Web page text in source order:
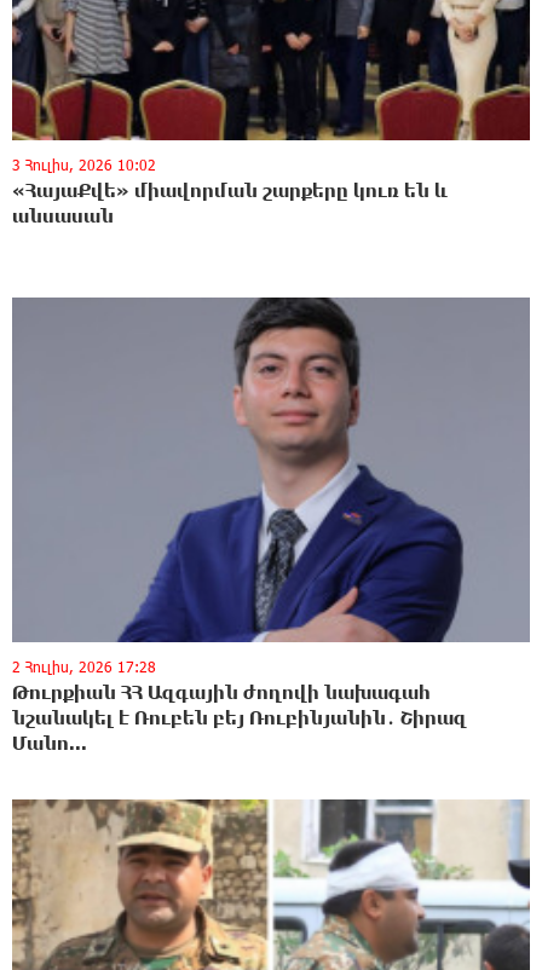
3 Հուլիս, 2026 10:02
«ՀայաՔվե» միավորման շարքերը կուռ են և
անսասան
2 Հուլիս, 2026 17:28
Թուրքիան ՀՀ Ազգային ժողովի նախագահ
նշանակել է Ռուբեն բեյ Ռուբինյանին․ Շիրազ
Մանո...